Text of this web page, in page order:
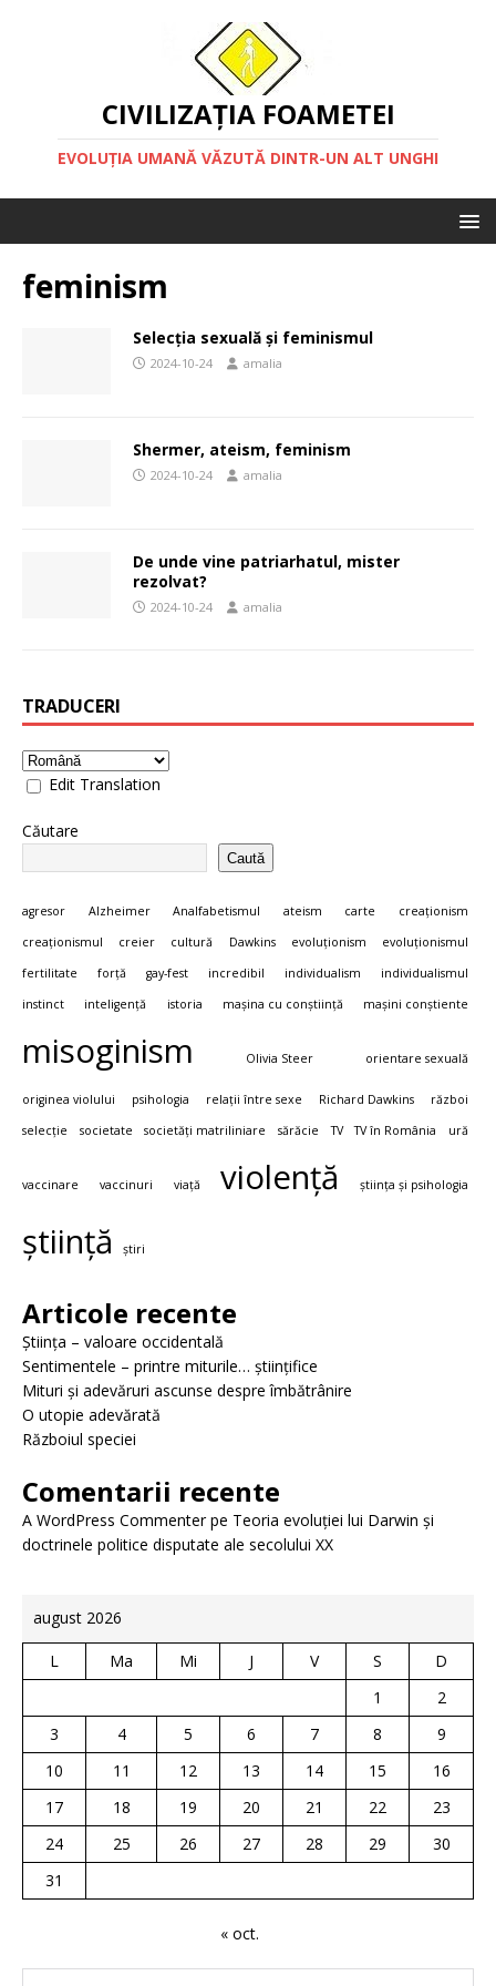
CIVILIZAȚIA FOAMETEI
EVOLUȚIA UMANĂ VĂZUTĂ DINTR-UN ALT UNGHI
feminism
Selecția sexuală și feminismul
2024-10-24 amalia
Shermer, ateism, feminism
2024-10-24 amalia
De unde vine patriarhatul, mister
rezolvat?
2024-10-24 amalia
TRADUCERI
Edit Translation
Căutare
Caută
agresor Alzheimer Analfabetismul ateism carte
creaționism
creaționismul
creier cultură Dawkins evoluționism
evoluționismul
fertilitate
forță gay-fest incredibil individualism
individualismul
instinct
inteligență istoria mașina cu conștiință mașini conștiente
misoginism Olivia Steer orientare sexuală
originea violului psihologia relații între sexe Richard Dawkins
război
selecție
societate societăți matriliniare sărăcie TV TV în România ură
vaccinare vaccinuri viață violență știința și psihologia
știință știri
Articole recente
Știința – valoare occidentală
Sentimentele – printre miturile… științifice
Mituri și adevăruri ascunse despre îmbătrânire
O utopie adevărată
Războiul speciei
Comentarii recente
A WordPress Commenterpe Teoria evoluției lui Darwin și
doctrinele politice disputate ale secolului XX
august 2026
L Ma Mi J V S
D
1
2
3
4 5 6 7 8
9
10
11 12 13 14 15
16
17
18 19 20 21 22
23
24
25 26 27 28 29
30
31
« oct.